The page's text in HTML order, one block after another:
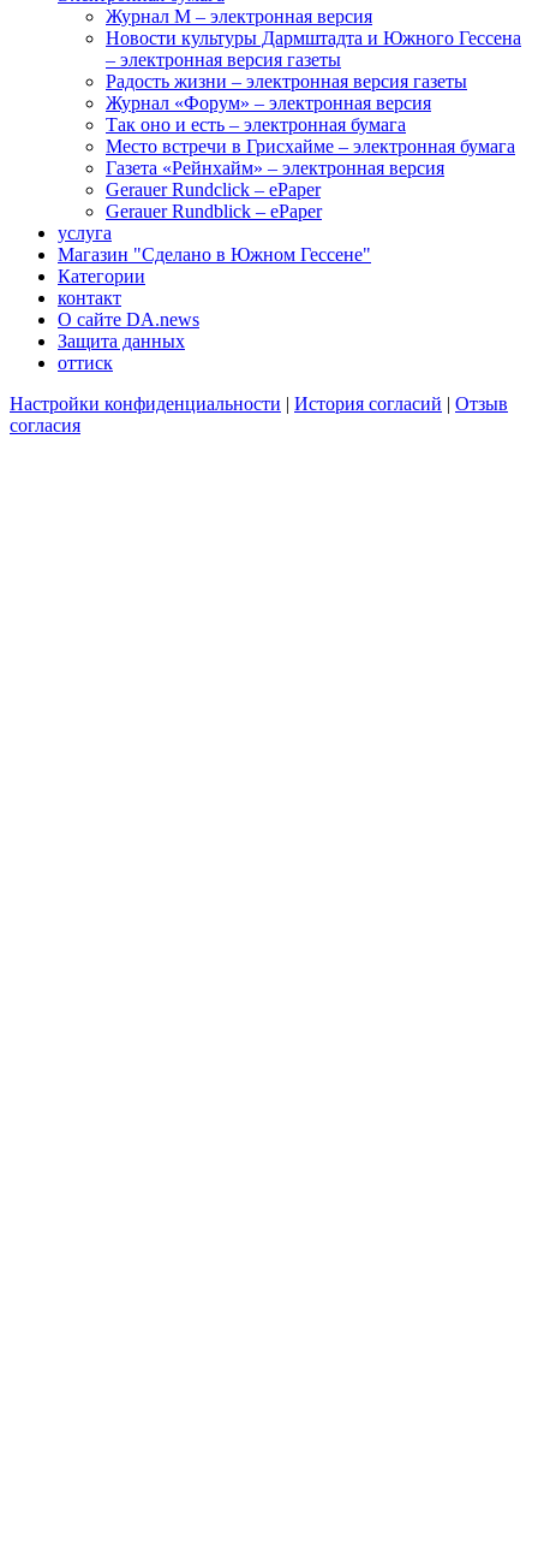
Журнал M – электронная версия
Новости культуры Дармштадта и Южного Гессена
– электронная версия газеты
Радость жизни – электронная версия газеты
Журнал «Форум» – электронная версия
Так оно и есть – электронная бумага
Место встречи в Грисхайме – электронная бумага
Газета «Рейнхайм» – электронная версия
Gerauer Rundclick – ePaper
Gerauer Rundblick – ePaper
услуга
Магазин "Сделано в Южном Гессене"
Категории
контакт
О сайте DA.news
Защита данных
оттиск
Настройки конфиденциальности | История согласий | Отзыв
согласия